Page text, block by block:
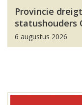
Provincie
statushouders
6 augustus 2026